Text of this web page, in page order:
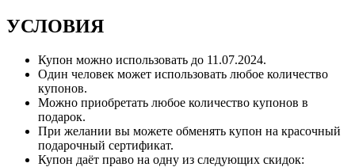
УСЛОВИЯ
Купон можно использовать до 11.07.2024.
Один человек может использовать любое количество
купонов.
Можно приобретать любое количество купонов в
подарок.
При желании вы можете обменять купон на красочный
подарочный сертификат.
Купон даёт право на одну из следующих скидок: